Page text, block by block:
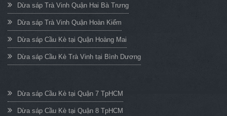
Dừa sáp Trà Vinh Quận Hai Bà Trưng
Dừa sáp Trà Vinh Quận Hoàn Kiếm
Dừa sáp Cầu Kè tại Quận Hoàng Mai
Dừa sáp Cầu Kè Trà Vinh tại Bình Dương
Dừa sáp Cầu Kè tại Quận 7 TpHCM
Dừa sáp Cầu Kè tại Quận 8 TpHCM